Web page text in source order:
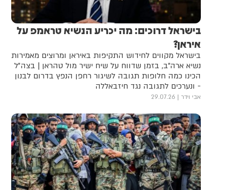
בישראל דרוכים: מה יכריע הנשיא טראמפ על
איראן?
בישראל מקווים לחידוש התקיפות באיראן ומרוצים מאמירות
נשיא ארה"ב, בזמן שדווח על שיח ישיר מול טהראן | בצה"ל
הכינו כמה חלופות תגובה לשיגור רחפן הנפץ בדרום לבנון
- ונערכים לתגובה נגד חיזבאללה
אבי וידר 29.07.26